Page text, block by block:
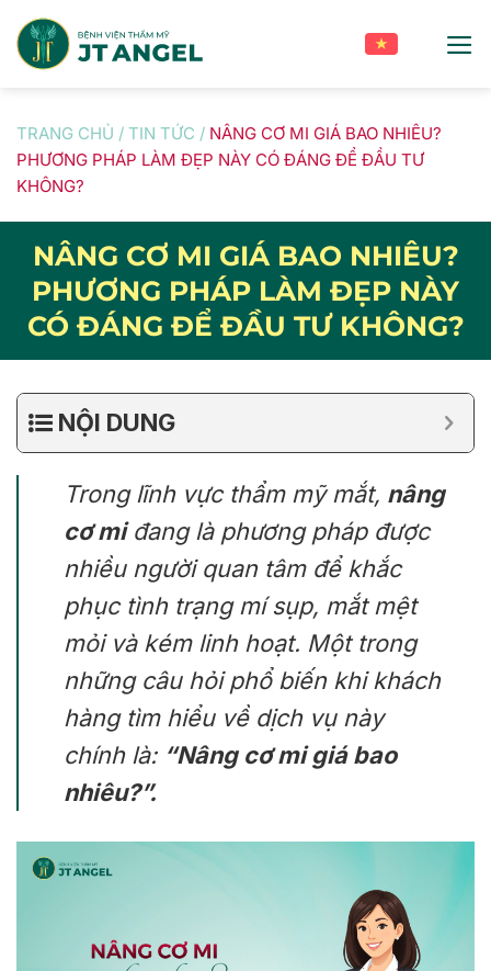
content
TRANG CHỦ / TIN TỨC / NÂNG CƠ MI GIÁ BAO NHIÊU?
PHƯƠNG PHÁP LÀM ĐẸP NÀY CÓ ĐÁNG ĐỂ ĐẦU TƯ
KHÔNG?
NÂNG CƠ MI GIÁ BAO NHIÊU?
PHƯƠNG PHÁP LÀM ĐẸP NÀY
CÓ ĐÁNG ĐỂ ĐẦU TƯ KHÔNG?
NỘI DUNG
Trong lĩnh vực thẩm mỹ mắt, nâng
cơ miđang là phương pháp được
nhiều người quan tâm để khắc
phục tình trạng mí sụp, mắt mệt
mỏi và kém linh hoạt. Một trong
những câu hỏi phổ biến khi khách
hàng tìm hiểu về dịch vụ này
chính là: “Nâng cơ mi giá bao
nhiêu?”.